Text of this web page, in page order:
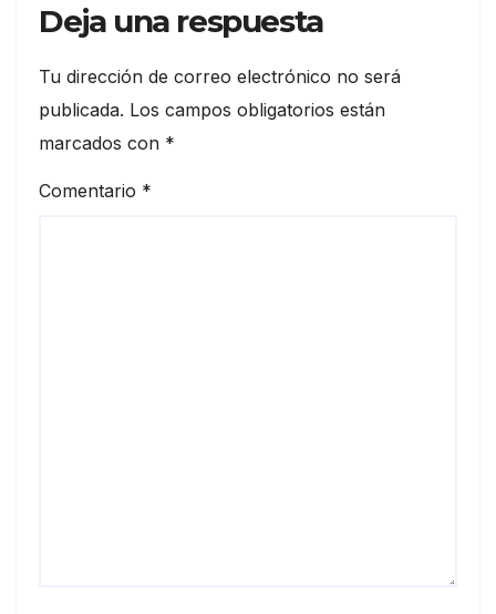
Deja una respuesta
Tu dirección de correo electrónico no será
publicada. Los campos obligatorios están
marcados con *
Comentario *